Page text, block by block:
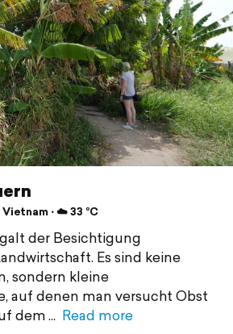
⋅ ☁️ 33 °C
der Besichtigung
Es sind keine
sondern kleine
auf denen man versucht Obst
dem
Read more